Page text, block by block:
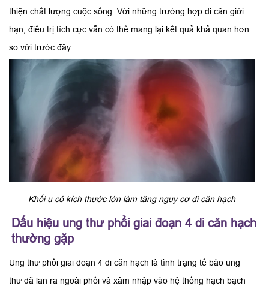
thiện chất lượng cuộc sống. Với những trường hợp di căn giới
hạn, điều trị tích cực vẫn có thể mang lại kết quả khả quan hơn
so với trước đây.
Khối u có kích thước lớn làm tăng nguy cơ di căn hạch
Dấu hiệu ung thư phổi giai đoạn 4 di căn hạch
thường gặp
Ung thư phổi giai đoạn 4 di căn hạch là tình trạng tế bào ung
thư đã lan ra ngoài phổi và xâm nhập vào hệ thống hạch bạch